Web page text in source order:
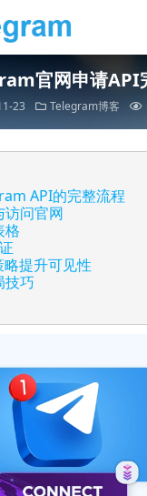
官网申请API
23 Telegram博客
API的完整流程
访问官网
格
略提升可见性
技巧